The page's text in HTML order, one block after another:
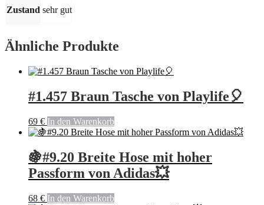
Zustand sehr gut
Ähnliche Produkte
#1.457 Braun Tasche von Playlife🎈
69 € In den Warenkorb
🍇#9.20 Breite Hose mit hoher
Passform von Adidas💥
68 € In den Warenkorb